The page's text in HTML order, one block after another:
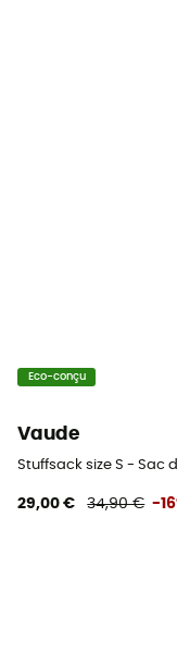
Eco-conçu
Vaude
Stuffsack size S - Sac
29,00 € 34,90 € -